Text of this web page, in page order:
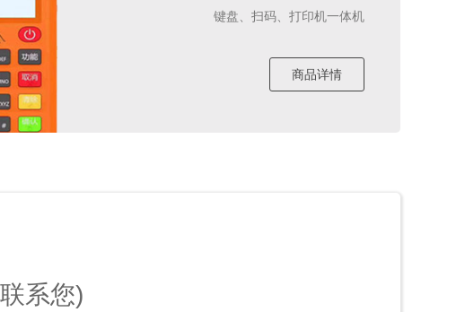
键盘、扫码、打印机一体机
商品详情